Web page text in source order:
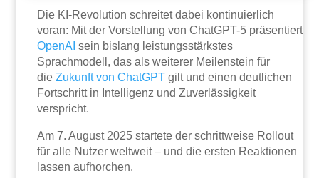
Die KI-Revolution schreitet dabei kontinuierlich
voran: Mit der Vorstellung von ChatGPT-5 präsentiert
OpenAI sein bislang leistungsstärkstes
Sprachmodell, das als weiterer Meilenstein für
dieZukunft von ChatGPT gilt und einen deutlichen
Fortschritt in Intelligenz und Zuverlässigkeit
verspricht.
Am 7. August 2025 startete der schrittweise Rollout
für alle Nutzer weltweit – und die ersten Reaktionen
lassen aufhorchen.